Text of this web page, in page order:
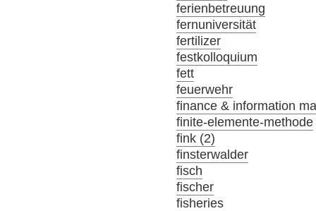
ferienbetreuung
fernuniversität
fertilizer
festkolloquium
fett
feuerwehr
finance & information
finite-elemente-methode
fink (2)
finsterwalder
fisch
fischer
fisheries